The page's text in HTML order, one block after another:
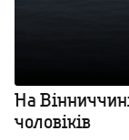
На
чоловіків